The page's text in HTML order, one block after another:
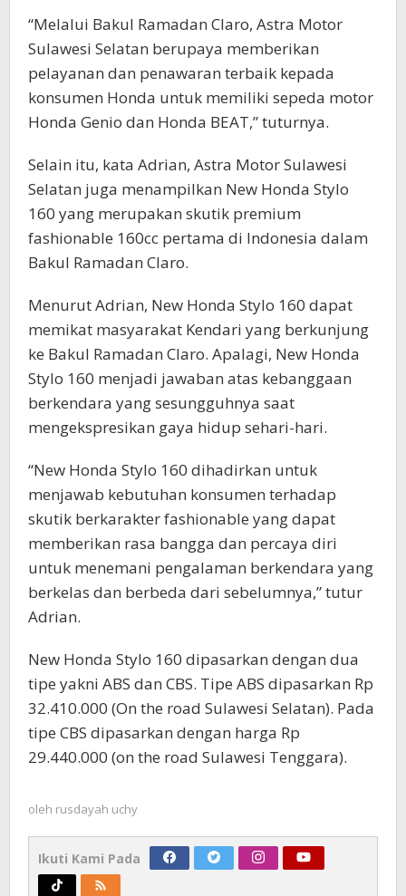
“Melalui Bakul Ramadan Claro, Astra Motor
Sulawesi Selatan berupaya memberikan
pelayanan dan penawaran terbaik kepada
konsumen Honda untuk memiliki sepeda motor
Honda Genio dan Honda BEAT,” tuturnya.
Selain itu, kata Adrian, Astra Motor Sulawesi
Selatan juga menampilkan New Honda Stylo
160 yang merupakan skutik premium
fashionable 160cc pertama di Indonesia dalam
Bakul Ramadan Claro.
Menurut Adrian, New Honda Stylo 160 dapat
memikat masyarakat Kendari yang berkunjung
ke Bakul Ramadan Claro. Apalagi, New Honda
Stylo 160 menjadi jawaban atas kebanggaan
berkendara yang sesungguhnya saat
mengekspresikan gaya hidup sehari-hari.
“New Honda Stylo 160 dihadirkan untuk
menjawab kebutuhan konsumen terhadap
skutik berkarakter fashionable yang dapat
memberikan rasa bangga dan percaya diri
untuk menemani pengalaman berkendara yang
berkelas dan berbeda dari sebelumnya,” tutur
Adrian.
New Honda Stylo 160 dipasarkan dengan dua
tipe yakni ABS dan CBS. Tipe ABS dipasarkan Rp
32.410.000 (On the road Sulawesi Selatan). Pada
tipe CBS dipasarkan dengan harga Rp
29.440.000 (on the road Sulawesi Tenggara).
oleh rusdayah uchy
Ikuti Kami Pada